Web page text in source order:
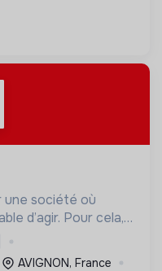
une société où
d’agir. Pour cela,
des lieux
à tous.
AVIGNON, France